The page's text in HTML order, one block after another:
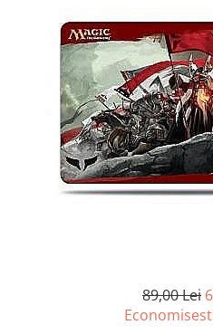
Smart Games
Puzzle-uri logice
Jocuri cu miniaturi
Battletech
Final Girl - solo game
Miniaturi Arkham Horror
Miniaturi HEROCLIX
Deck Boxes/Cutii pentru carti
Portofolii/ Clasoare pentru carti
89,00 Lei